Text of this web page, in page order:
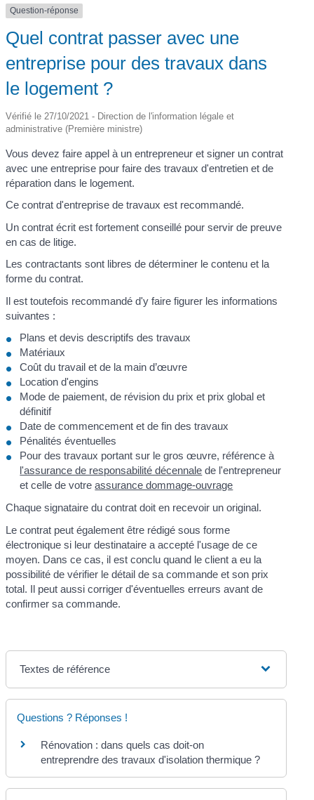
Question-réponse
Quel contrat passer avec une
entreprise pour des travaux dans
le logement ?
Vérifié le 27/10/2021 - Direction de l'information légale et
administrative (Première ministre)
Vous devez faire appel à un entrepreneur et signer un contrat
avec une entreprise pour faire des travaux d'entretien et de
réparation dans le logement.
Ce contrat d'entreprise de travaux est recommandé.
Un contrat écrit est fortement conseillé pour servir de preuve
en cas de litige.
Les contractants sont libres de déterminer le contenu et la
forme du contrat.
Il est toutefois recommandé d'y faire figurer les informations
suivantes :
Plans et devis descriptifs des travaux
Matériaux
Coût du travail et de la main d’œuvre
Location d'engins
Mode de paiement, de révision du prix et prix global et
définitif
Date de commencement et de fin des travaux
Pénalités éventuelles
Pour des travaux portant sur le gros œuvre, référence à
l'assurance de responsabilité décennale de l'entrepreneur
et celle de votreassurance dommage-ouvrage
Chaque signataire du contrat doit en recevoir un original.
Le contrat peut également être rédigé sous forme
électronique si leur destinataire a accepté l'usage de ce
moyen. Dans ce cas, il est conclu quand le client a eu la
possibilité de vérifier le détail de sa commande et son prix
total. Il peut aussi corriger d'éventuelles erreurs avant de
confirmer sa commande.
Textes de référence
Questions ? Réponses !
Rénovation : dans quels cas doit-on
entreprendre des travaux d'isolation thermique ?